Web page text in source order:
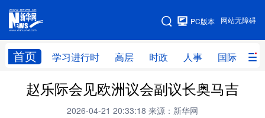
网站无障碍
PC版本
首页 学习进行时 高层 时政 人事 国际 财
网站地图
学习进行时 高层 时政 人事
财经 网评
赵乐际会见欧洲议会副议长奥马吉
2026-04-21 20:33:18 来源：新华网